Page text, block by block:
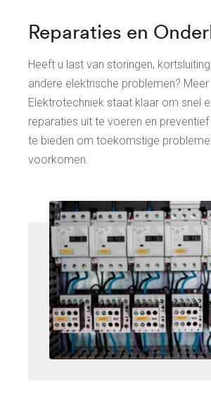
Reparaties en
Heeft u last van storingen,
andere elektrische problemen? Meer
Elektrotechniek staat klaar om snel
reparaties uit te voeren en
te bieden om toekomstige
voorkomen.